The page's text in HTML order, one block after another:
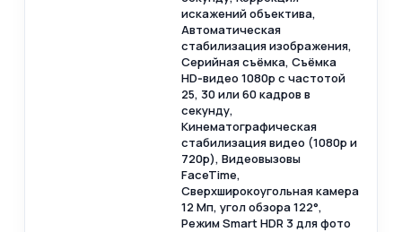
искажений объектива,
Автоматическая
стабилизация изображения,
Серийная съёмка, Съёмка
HD‑видео 1080p с частотой
25, 30 или 60 кадров в
секунду,
Кинематографическая
стабилизация видео (1080p и
720p), Видеовызовы
FaceTime,
Сверхширокоугольная камера
12 Мп, угол обзора 122°,
Режим Smart HDR 3 для фото